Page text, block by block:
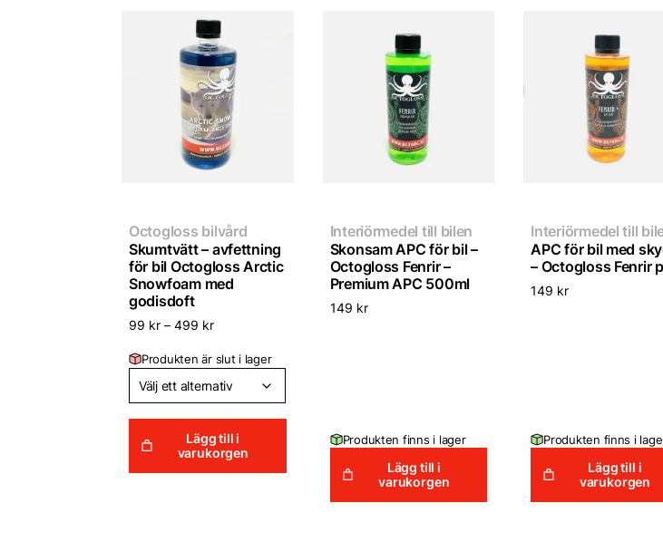
Octogloss bilvård
Skumtvätt – avfettning
för bil Octogloss Arctic
Snowfoam med
godisdoft
99 kr – 499 kr
Produkten är slut i lager
Lägg till i
varukorgen
Interiörmedel till bilen
Skonsam APC för bil –
Octogloss Fenrir –
Premium APC 500ml
149 kr
Produkten finns i lager
Lägg till i
varukorgen
Interiörmedel till
APC för bil med
– Octogloss Fenrir
149 kr
Produkten finns i
Lägg till i
varukorgen